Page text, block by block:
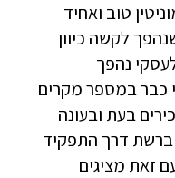
טוב ואחיד
לקשה כיוון
נהפך
כבר במספר מקרים
בעת ובעונה
דרך התפקיד
זאת מציגים